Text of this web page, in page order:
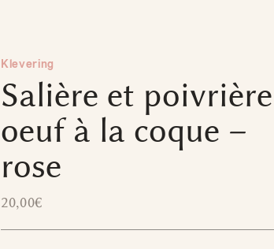
Klevering
Salière et poivrière
oeuf à la coque –
rose
20,00€